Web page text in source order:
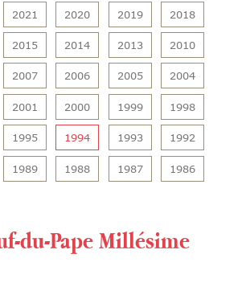
2021 2020 2019 2018
2015 2014 2013 2010
2007 2006 2005 2004
2001 2000 1999 1998
1995 1994 1993 1992
1989 1988 1987 1986
du-Pape Millésime